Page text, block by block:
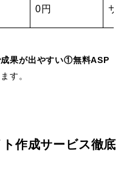
0円 サー
果が出やすい①無料ASP
す。
作成サービス徹底